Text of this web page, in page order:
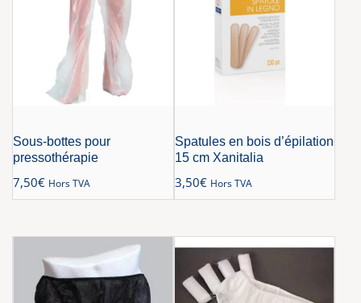
Sous-bottes pour
pressothérapie
7,50€ Hors TVA
Spatules en bois d’épilation
15 cm Xanitalia
3,50€ Hors TVA